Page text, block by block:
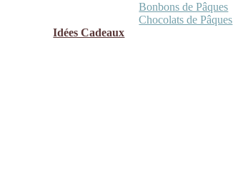
Bonbons de Pâques
Chocolats de Pâques
Idées Cadeaux